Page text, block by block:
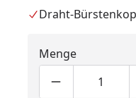
Draht-
Menge